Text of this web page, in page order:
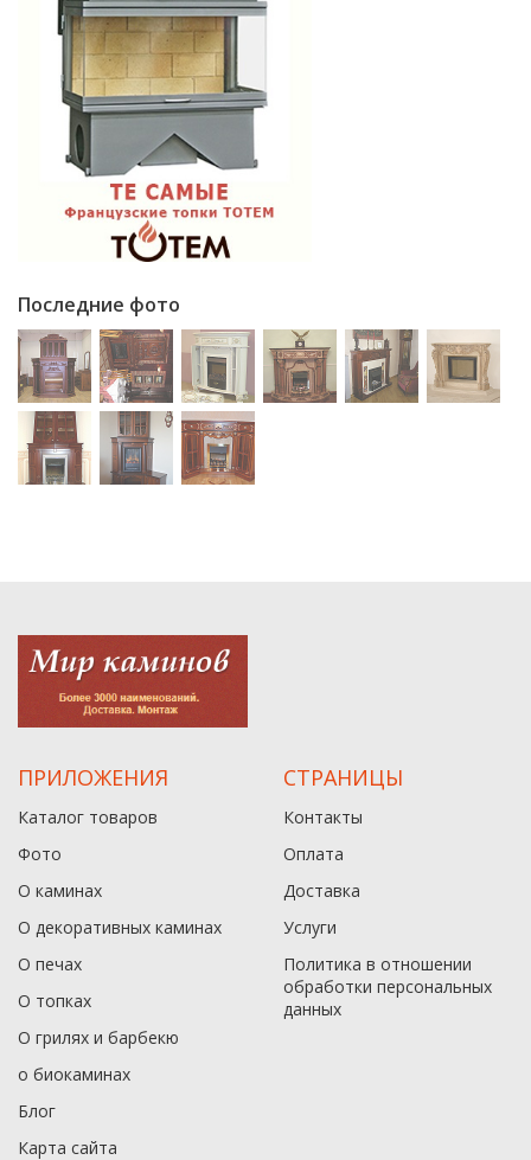
Последние фото
ПРИЛОЖЕНИЯ
Каталог товаров
Фото
О каминах
О декоративных каминах
О печах
О топках
О грилях и барбекю
о биокаминах
Блог
Карта сайта
СТРАНИЦЫ
Контакты
Оплата
Доставка
Услуги
Политика в отношении
обработки персональных
данныx